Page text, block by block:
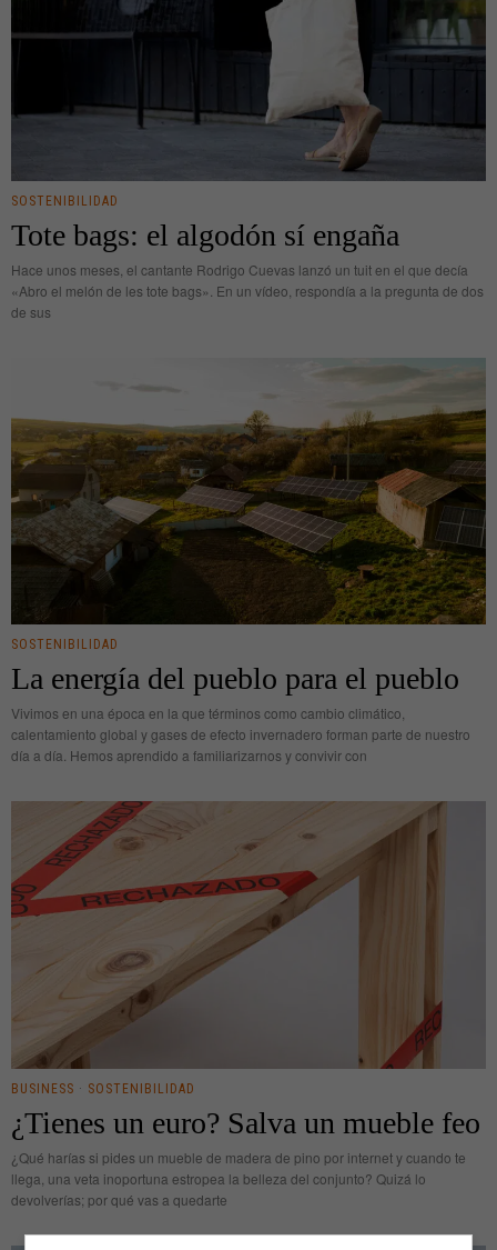
SOSTENIBILIDAD
Tote bags: el algodón sí engaña
Hace unos meses, el cantante Rodrigo Cuevas lanzó un tuit en el que decía
«Abro el melón de les tote bags». En un vídeo, respondía a la pregunta de dos
de sus
SOSTENIBILIDAD
La energía del pueblo para el pueblo
Vivimos en una época en la que términos como cambio climático,
calentamiento global y gases de efecto invernadero forman parte de nuestro
día a día. Hemos aprendido a familiarizarnos y convivir con
BUSINESS · SOSTENIBILIDAD
¿Tienes un euro? Salva un mueble feo
¿Qué harías si pides un mueble de madera de pino por internet y cuando te
llega, una veta inoportuna estropea la belleza del conjunto? Quizá lo
devolverías; por qué vas a quedarte